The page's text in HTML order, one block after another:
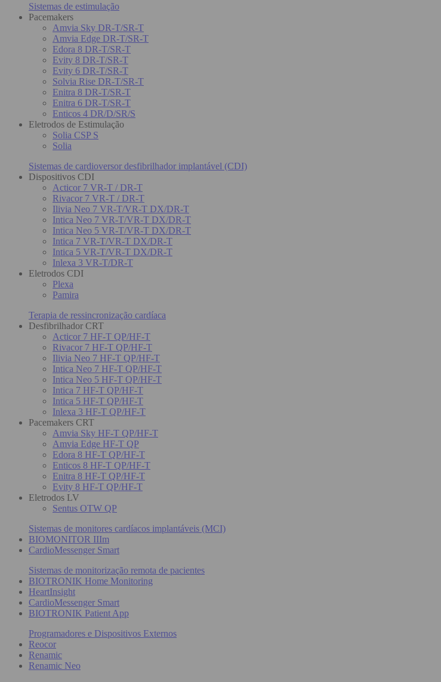
Sistemas de estimulação
Pacemakers
Amvia Sky DR-T/SR-T
Amvia Edge DR-T/SR-T
Edora 8 DR-T/SR-T
Evity 8 DR-T/SR-T
Evity 6 DR-T/SR-T
Solvia Rise DR-T/SR-T
Enitra 8 DR-T/SR-T
Enitra 6 DR-T/SR-T
Enticos 4 DR/D/SR/S
Eletrodos de Estimulação
Solia CSP S
Solia
Sistemas de cardioversor desfibrilhador implantável (CDI)
Dispositivos CDI
Acticor 7 VR-T / DR-T
Rivacor 7 VR-T / DR-T
Ilivia Neo 7 VR-T/VR-T DX/DR-T
Intica Neo 7 VR-T/VR-T DX/DR-T
Intica Neo 5 VR-T/VR-T DX/DR-T
Intica 7 VR-T/VR-T DX/DR-T
Intica 5 VR-T/VR-T DX/DR-T
Inlexa 3 VR-T/DR-T
Eletrodos CDI
Plexa
Pamira
Terapia de ressincronização cardíaca
Desfibrilhador CRT
Acticor 7 HF-T QP/HF-T
Rivacor 7 HF-T QP/HF-T
Ilivia Neo 7 HF-T QP/HF-T
Intica Neo 7 HF-T QP/HF-T
Intica Neo 5 HF-T QP/HF-T
Intica 7 HF-T QP/HF-T
Intica 5 HF-T QP/HF-T
Inlexa 3 HF-T QP/HF-T
Pacemakers CRT
Amvia Sky HF-T QP/HF-T
Amvia Edge HF-T QP
Edora 8 HF-T QP/HF-T
Enticos 8 HF-T QP/HF-T
Enitra 8 HF-T QP/HF-T
Evity 8 HF-T QP/HF-T
Eletrodos LV
Sentus OTW QP
Sistemas de monitores cardíacos implantáveis (MCI)
BIOMONITOR IIIm
CardioMessenger Smart
Sistemas de monitorização remota de pacientes
BIOTRONIK Home Monitoring
HeartInsight
CardioMessenger Smart
BIOTRONIK Patient App
Programadores e Dispositivos Externos
Reocor
Renamic
Renamic Neo